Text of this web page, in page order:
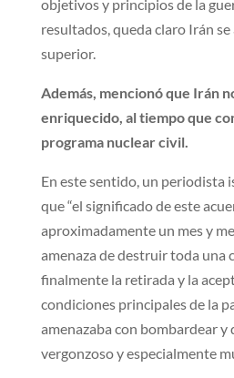
objetivos y principios de la
resultados, queda claro Irán
superior.
Además, mencionó que ⁠Irán
enriquecido, al tiempo que
programa nuclear civil.
En este sentido, un periodista
que “el significado de este
aproximadamente un mes y
amenaza de destruir toda una
finalmente la retirada y la
condiciones principales de la
amenazaba con bombardear
vergonzoso y especialmente